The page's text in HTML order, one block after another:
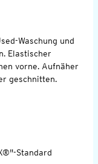
Waschung und
Elastischer
vorne. Aufnäher
geschnitten.
Standard